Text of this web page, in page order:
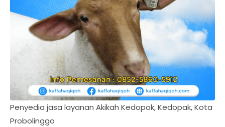
Penyedia jasa layanan Akikah Kedopok, Kedopak, Kota
Probolinggo